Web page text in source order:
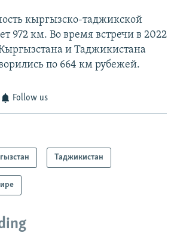
кыргызско-таджикской
972 км. Во время встречи в 2022
и Таджикистана
по 664 км рубежей.
Follow us
Таджикистан